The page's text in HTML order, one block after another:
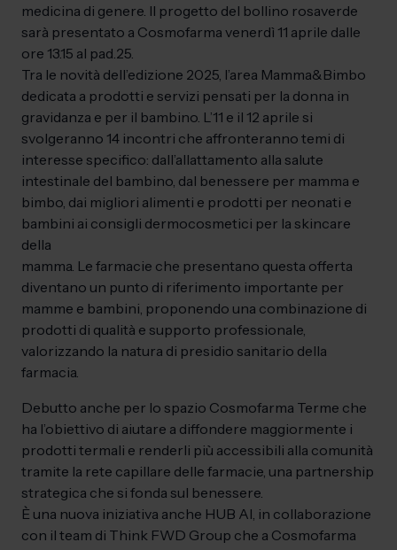
medicina di genere. Il progetto del bollino rosaverde
sarà presentato a Cosmofarma venerdì 11 aprile dalle
ore 13.15 al pad.25.
Tra le novità dell’edizione 2025, l’area Mamma&Bimbo
dedicata a prodotti e servizi pensati per la donna in
gravidanza e per il bambino. L’11 e il 12 aprile si
svolgeranno 14 incontri che affronteranno temi di
interesse specifico: dall’allattamento alla salute
intestinale del bambino, dal benessere per mamma e
bimbo, dai migliori alimenti e prodotti per neonati e
bambini ai consigli dermocosmetici per la skincare
della
mamma. Le farmacie che presentano questa offerta
diventano un punto di riferimento importante per
mamme e bambini, proponendo una combinazione di
prodotti di qualità e supporto professionale,
valorizzando la natura di presidio sanitario della
farmacia.
Debutto anche per lo spazio Cosmofarma Terme che
ha l’obiettivo di aiutare a diffondere maggiormente i
prodotti termali e renderli più accessibili alla comunità
tramite la rete capillare delle farmacie, una partnership
strategica che si fonda sul benessere.
È una nuova iniziativa anche HUB AI, in collaborazione
con il team di Think FWD Group che a Cosmofarma